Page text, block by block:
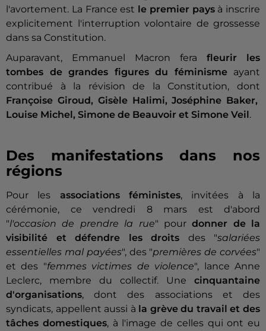
l'avortement. La France est le premier paysà inscrire
explicitement l'interruption volontaire de grossesse
dans sa Constitution.
Auparavant, Emmanuel Macron fera fleurir les
tombes de grandes figures du féminismeayant
contribué à la révision de la Constitution, dont
Françoise Giroud, Gisèle Halimi, Joséphine Baker,
Louise Michel, Simone de Beauvoir et Simone Veil .
Des manifestations dans nos
régions
Pour les associations féministes, invitées à la
cérémonie, ce vendredi 8 mars est d'abord
"l'occasion de prendre la rue" pourdonner de la
visibilité et défendre les droits des "salariées
essentielles mal payées", des "premières de corvées"
et des "femmes victimes de violence", lance Anne
Leclerc, membre du collectif. Une cinquantaine
d'organisations, dont des associations et des
syndicats, appellent aussi à la grève du travail et des
tâches domestiques, à l'image de celles qui ont eu